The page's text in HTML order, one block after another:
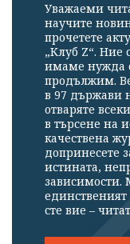
Уважаеми
научите
прочетете
„Клуб Z“. Ние
имаме нужда
продължим.
в 97 държави
отваряте
в търсене на
качествена
допринесете
истината,
зависимости.
сте вие –